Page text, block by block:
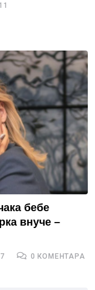
бебе
внуче –
0 КОМЕНТАРА